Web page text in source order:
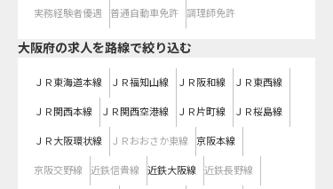
実務経験者優遇 普通自動車免許 調理師免許
大阪府の求人を路線で絞り込む
ＪＲ東海道本線 ＪＲ福知山線 ＪＲ阪和線 ＪＲ東西線
ＪＲ関西本線 ＪＲ関西空港線 ＪＲ片町線 ＪＲ桜島線
ＪＲ大阪環状線 ＪＲおおさか東線 京阪本線
京阪交野線 近鉄信貴線 近鉄大阪線 近鉄長野線